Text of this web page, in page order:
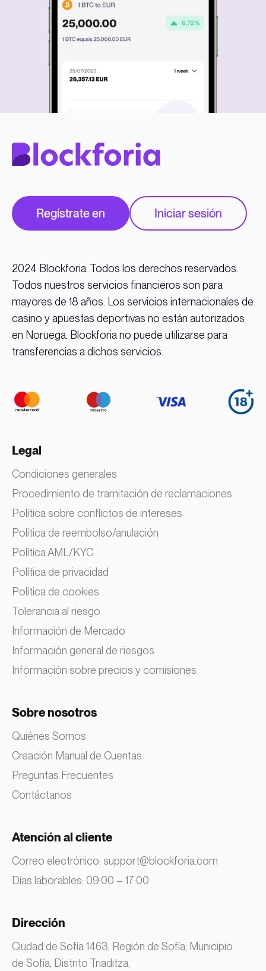
Regístrate en Iniciar sesión
2024 Blockforia. Todos los derechos reservados.
Todos nuestros servicios financieros son para
mayores de 18 años. Los servicios internacionales de
casino y apuestas deportivas no están autorizados
en Noruega. Blockforia no puede utilizarse para
transferencias a dichos servicios.
Legal
Condiciones generales
Procedimiento de tramitación de reclamaciones
Política sobre conflictos de intereses
Política de reembolso/anulación
Política AML/KYC
Política de privacidad
Política de cookies
Tolerancia al riesgo
Información de Mercado
Información general de riesgos
Información sobre precios y comisiones
Sobre nosotros
Quiénes Somos
Creación Manual de Cuentas
Preguntas Frecuentes
Contáctanos
Atención al cliente
Correo electrónico: support@blockforia.com
Días laborables: 09:00 – 17:00
Dirección
Ciudad de Sofía 1463, Región de Sofía, Municipio
de Sofía, Distrito Triaditza,